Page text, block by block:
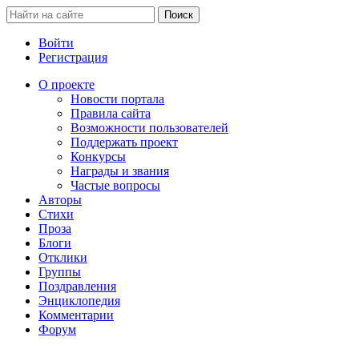
Войти
Регистрация
О проекте
Новости портала
Правила сайта
Возможности пользователей
Поддержать проект
Конкурсы
Награды и звания
Частые вопросы
Авторы
Стихи
Проза
Блоги
Отклики
Группы
Поздравления
Энциклопедия
Комментарии
Форум